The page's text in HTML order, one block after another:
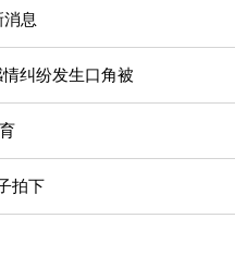
消息
纠纷发生口角被
拍下